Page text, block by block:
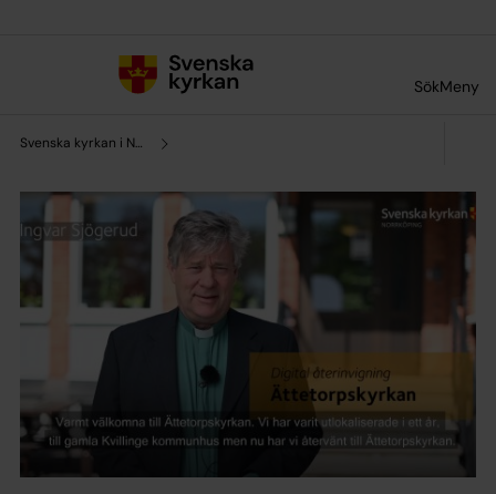
SökMeny
Svenska kyrkan i Norrköping